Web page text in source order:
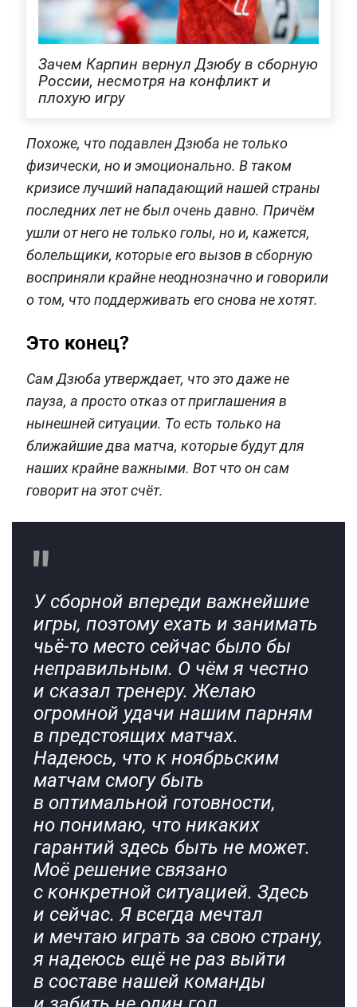
Зачем Карпин вернул Дзюбу в сборную
России, несмотря на конфликт и
плохую игру
Похоже, что подавлен Дзюба не только
физически, но и эмоционально. В таком
кризисе лучший нападающий нашей страны
последних лет не был очень давно. Причём
ушли от него не только голы, но и, кажется,
болельщики, которые его вызов в сборную
восприняли крайне неоднозначно и говорили
о том, что поддерживать его снова не хотят.
Это конец?
Сам Дзюба утверждает, что это даже не
пауза, а просто отказ от приглашения в
нынешней ситуации. То есть только на
ближайшие два матча, которые будут для
наших крайне важными. Вот что он сам
говорит на этот счёт.
У сборной впереди важнейшие
игры, поэтому ехать и занимать
чьё-то место сейчас было бы
неправильным. О чём я честно
и сказал тренеру. Желаю
огромной удачи нашим парням
в предстоящих матчах.
Надеюсь, что к ноябрьским
матчам смогу быть
в оптимальной готовности,
но понимаю, что никаких
гарантий здесь быть не может.
Моё решение связано
с конкретной ситуацией. Здесь
и сейчас. Я всегда мечтал
и мечтаю играть за свою страну,
я надеюсь ещё не раз выйти
в составе нашей команды